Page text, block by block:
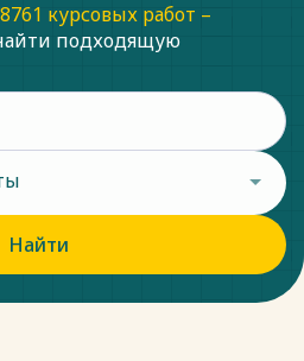
курсовых работ –
подходящую
Найти